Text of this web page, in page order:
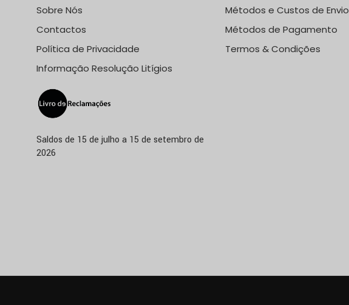
Sobre Nós
Contactos
Política de Privacidade
Informação Resolução Litígios
Saldos de 15 de julho a 15 de setembro de
2026
Métodos e Custos de Envio
Métodos de Pagamento
Termos & Condições